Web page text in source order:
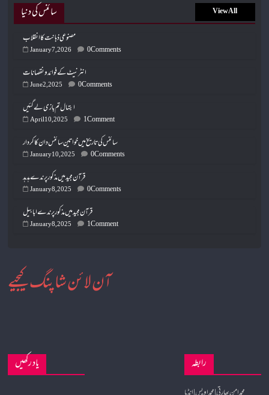
سائنس کی دنیا View All
مصنوعی ذہانت کا انقلاب
January 7, 2026 0 Comments
انٹرنیٹ کے فوائد و نقصانات
June 2, 2025 0 Comments
ابتہال تم بازی لے گئیں
April 10, 2025 1 Comment
سائنس کی تاریخ میں خواتین سائنس دان کا کردار
January 10, 2025 0 Comments
قرآن مجید میں مذکور پرندے ہدہد
January 8, 2025 0 Comments
قرآن مجید میں مذکور پرندے ابابیل
January 8, 2025 1 Comment
آن لائن شاپنگ کیجیے
یاد رکھیں رابطہ